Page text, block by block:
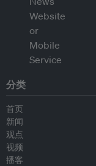
分类
首页
新闻
观点
视频
播客